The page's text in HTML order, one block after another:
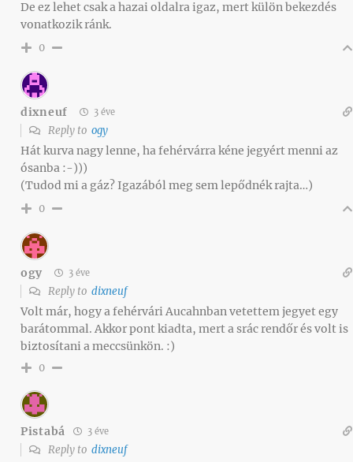
De ez lehet csak a hazai oldalra igaz, mert külön bekezdés
vonatkozik ránk.
0
dixneuf 3 éve
Reply to ogy
Hát kurva nagy lenne, ha fehérvárra kéne jegyért menni az
ósanba :-)))
(Tudod mi a gáz? Igazából meg sem lepődnék rajta…)
0
ogy 3 éve
Reply to dixneuf
Volt már, hogy a fehérvári Aucahnban vetettem jegyet egy
barátommal. Akkor pont kiadta, mert a srác rendőr és volt is
biztosítani a meccsünkön. :)
0
Pistabá 3 éve
Reply to dixneuf